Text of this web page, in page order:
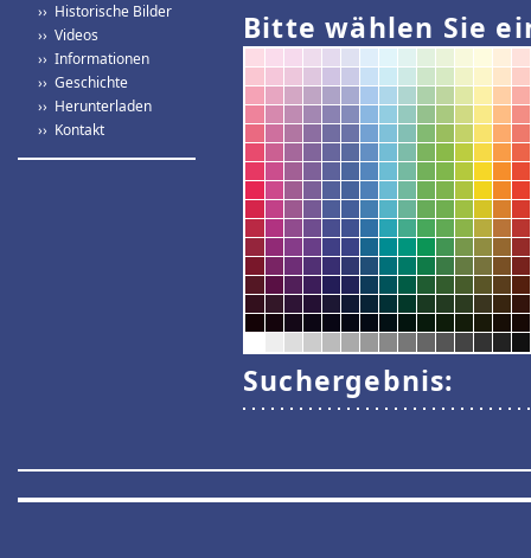
›› Historische Bilder
›› Videos
›› Informationen
›› Geschichte
›› Herunterladen
›› Kontakt
Bitte wählen Sie
Suchergebnis: